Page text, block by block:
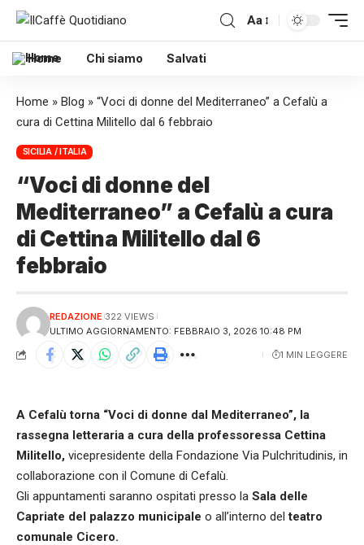
Aa
Home Chi siamo Salvati
Home » Blog » “Voci di donne del Mediterraneo” a Cefalù a
cura di Cettina Militello dal 6 febbraio
SICILIA / ITALIA
“Voci di donne del
Mediterraneo” a Cefalù a cura
di Cettina Militello dal 6
febbraio
ULTIMO AGGIORNAMENTO: FEBBRAIO 3, 2026 10:48 PM
REDAZIONE 322 VIEWS
1 MIN LEGGERE
A Cefalù torna “Voci di donne dal Mediterraneo”, la
rassegna letteraria a cura della professoressa Cettina
Militello, vicepresidente della Fondazione Via Pulchritudinis, in
collaborazione con il Comune di Cefalù.
Gli appuntamenti saranno ospitati presso la Sala delle
Capriate del palazzo municipale o all’interno delteatro
comunale Cicero.